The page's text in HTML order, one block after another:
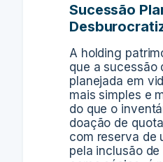
Sucessão
A holding
que a sucessão
planejada em
mais simples e
do que o
doação de
com reserva de
pela inclusão de